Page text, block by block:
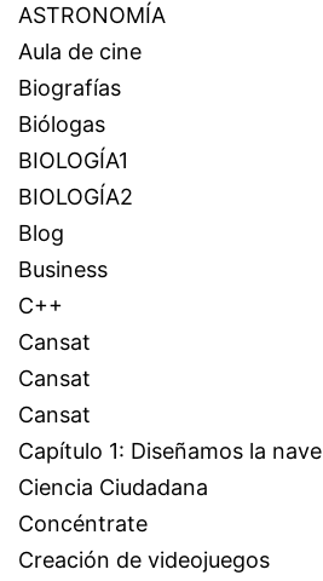
ASTRONOMÍA
Aula de cine
Biografías
Biólogas
BIOLOGÍA1
BIOLOGÍA2
Blog
Business
C++
Cansat
Cansat
Cansat
Capítulo 1: Diseñamos la nave
Ciencia Ciudadana
Concéntrate
Creación de videojuegos